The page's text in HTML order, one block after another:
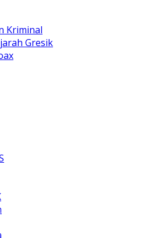
Kriminal
Gresik